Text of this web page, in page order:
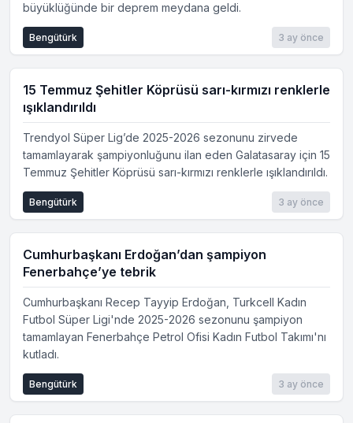
büyüklüğünde bir deprem meydana geldi.
3 ay önce
Bengütürk
15 Temmuz Şehitler Köprüsü sarı-kırmızı renklerle
ışıklandırıldı
Trendyol Süper Lig’de 2025-2026 sezonunu zirvede
tamamlayarak şampiyonluğunu ilan eden Galatasaray için 15
Temmuz Şehitler Köprüsü sarı-kırmızı renklerle ışıklandırıldı.
3 ay önce
Bengütürk
Cumhurbaşkanı Erdoğan’dan şampiyon
Fenerbahçe’ye tebrik
Cumhurbaşkanı Recep Tayyip Erdoğan, Turkcell Kadın
Futbol Süper Ligi'nde 2025-2026 sezonunu şampiyon
tamamlayan Fenerbahçe Petrol Ofisi Kadın Futbol Takımı'nı
kutladı.
3 ay önce
Bengütürk